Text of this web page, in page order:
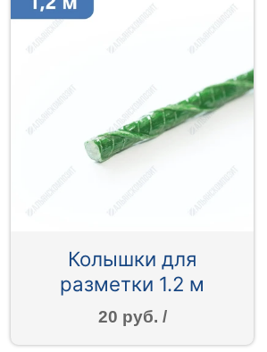
Колышки для
разметки 1.2 м
20 руб. /